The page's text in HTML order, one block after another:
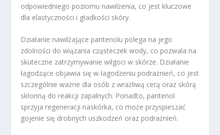
odpowiedniego poziomu nawilżenia, co jest kluczowe
dla elastyczności i gładkości skóry.
Działanie nawilżające pantenolu polega na jego
zdolności do wiązania cząsteczek wody, co pozwala na
skuteczne zatrzymywanie wilgoci w skórze. Działanie
łagodzące objawia się w łagodzeniu podrażnień, co jest
szczególnie ważne dla osób z wrażliwą cerą oraz skórą
skłonną do reakcji zapalnych. Ponadto, pantenol
sprzyja regeneracji naskórka, co może przyspieszać
gojenie się drobnych uszkodzeń oraz podrażnień.